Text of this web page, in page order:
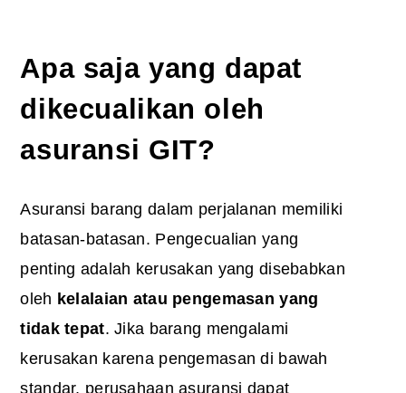
Apa saja yang dapat
dikecualikan oleh
asuransi GIT?
Asuransi barang dalam perjalanan memiliki
batasan-batasan. Pengecualian yang
penting adalah kerusakan yang disebabkan
oleh kelalaian atau pengemasan yang
tidak tepat. Jika barang mengalami
kerusakan karena pengemasan di bawah
standar, perusahaan asuransi dapat